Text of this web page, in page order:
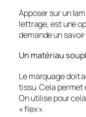
Apposer sur un
lettrage, est une
demande un
Un matériau
Le marquage doit
tissu. Cela permet
On utilise pour
« flex ».